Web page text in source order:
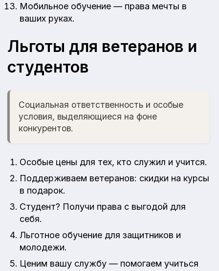
Мобильное обучение — права мечты в
ваших руках.
Льготы для ветеранов и
студентов
Социальная ответственность и особые
условия, выделяющиеся на фоне
конкурентов.
Особые цены для тех, кто служил и учится.
Поддерживаем ветеранов: скидки на курсы
в подарок.
Студент? Получи права с выгодой для
себя.
Льготное обучение для защитников и
молодежи.
Ценим вашу службу — помогаем учиться